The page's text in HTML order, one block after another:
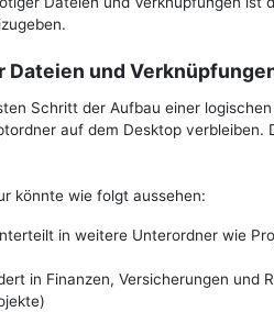
und
Schritt der Aufbau einer
auf dem Desktop verbleiben.
könnte wie folgt aussehen:
in weitere Unterordner wie
in Finanzen, Versicherungen und